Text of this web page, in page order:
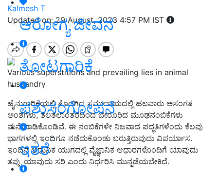
ಆರೋಗ್ಯ ಜೀವನ
ತೋಟಗಾರಿಕೆ
ಪಶುಸಂಗೋಪನೆ
ಇತರೆ
Kalmesh T
Updated on: 29 August, 2023 4:57 PM IST
Various superstitions and prevailing lies in animal
husbandry
ಹೈನುಗಾರಿಕೆಯಲ್ಲಿ ತೊಡಗಿದ ಸಮುದಾಯದಲ್ಲಿ ಹಲವಾರು ಅಸಂಗತ
ಅಂಶಗಳು, ತಲತಲಾಂತರದಿಂದ ಬೇರೂರಿದ ಮೂಢನಂಬಿಕೆಗಳು
ಮನೆಮಾಡಿಕೊಂಡಿವೆ. ಈ ನಂಬಿಕೆಗಳೇ ನಿಜವಾದ ಪದ್ಧತಿಗಳೆಂದು ಕೆಲವು
ಭಾಗಗಳಲ್ಲಿ ಇಂದಿಗೂ ನಡೆದುಕೊಂಡು ಬರುತ್ತಿರುವುದು ವಿಪರ್ಯಾಸ.
ಇಂದಿನ ಆಧುನಿಕ ಯುಗದಲ್ಲಿ ವೈಜ್ಞಾನಿಕ ಆಧಾರಗಳೊಂದಿಗೆ ಯಾವುದು
ತಪ್ಪು ಯಾವುದು ಸರಿ ಎಂದು ನಿರ್ಧರಿಸಿ ಮುನ್ನಡೆಯಬೇಕಿದೆ.